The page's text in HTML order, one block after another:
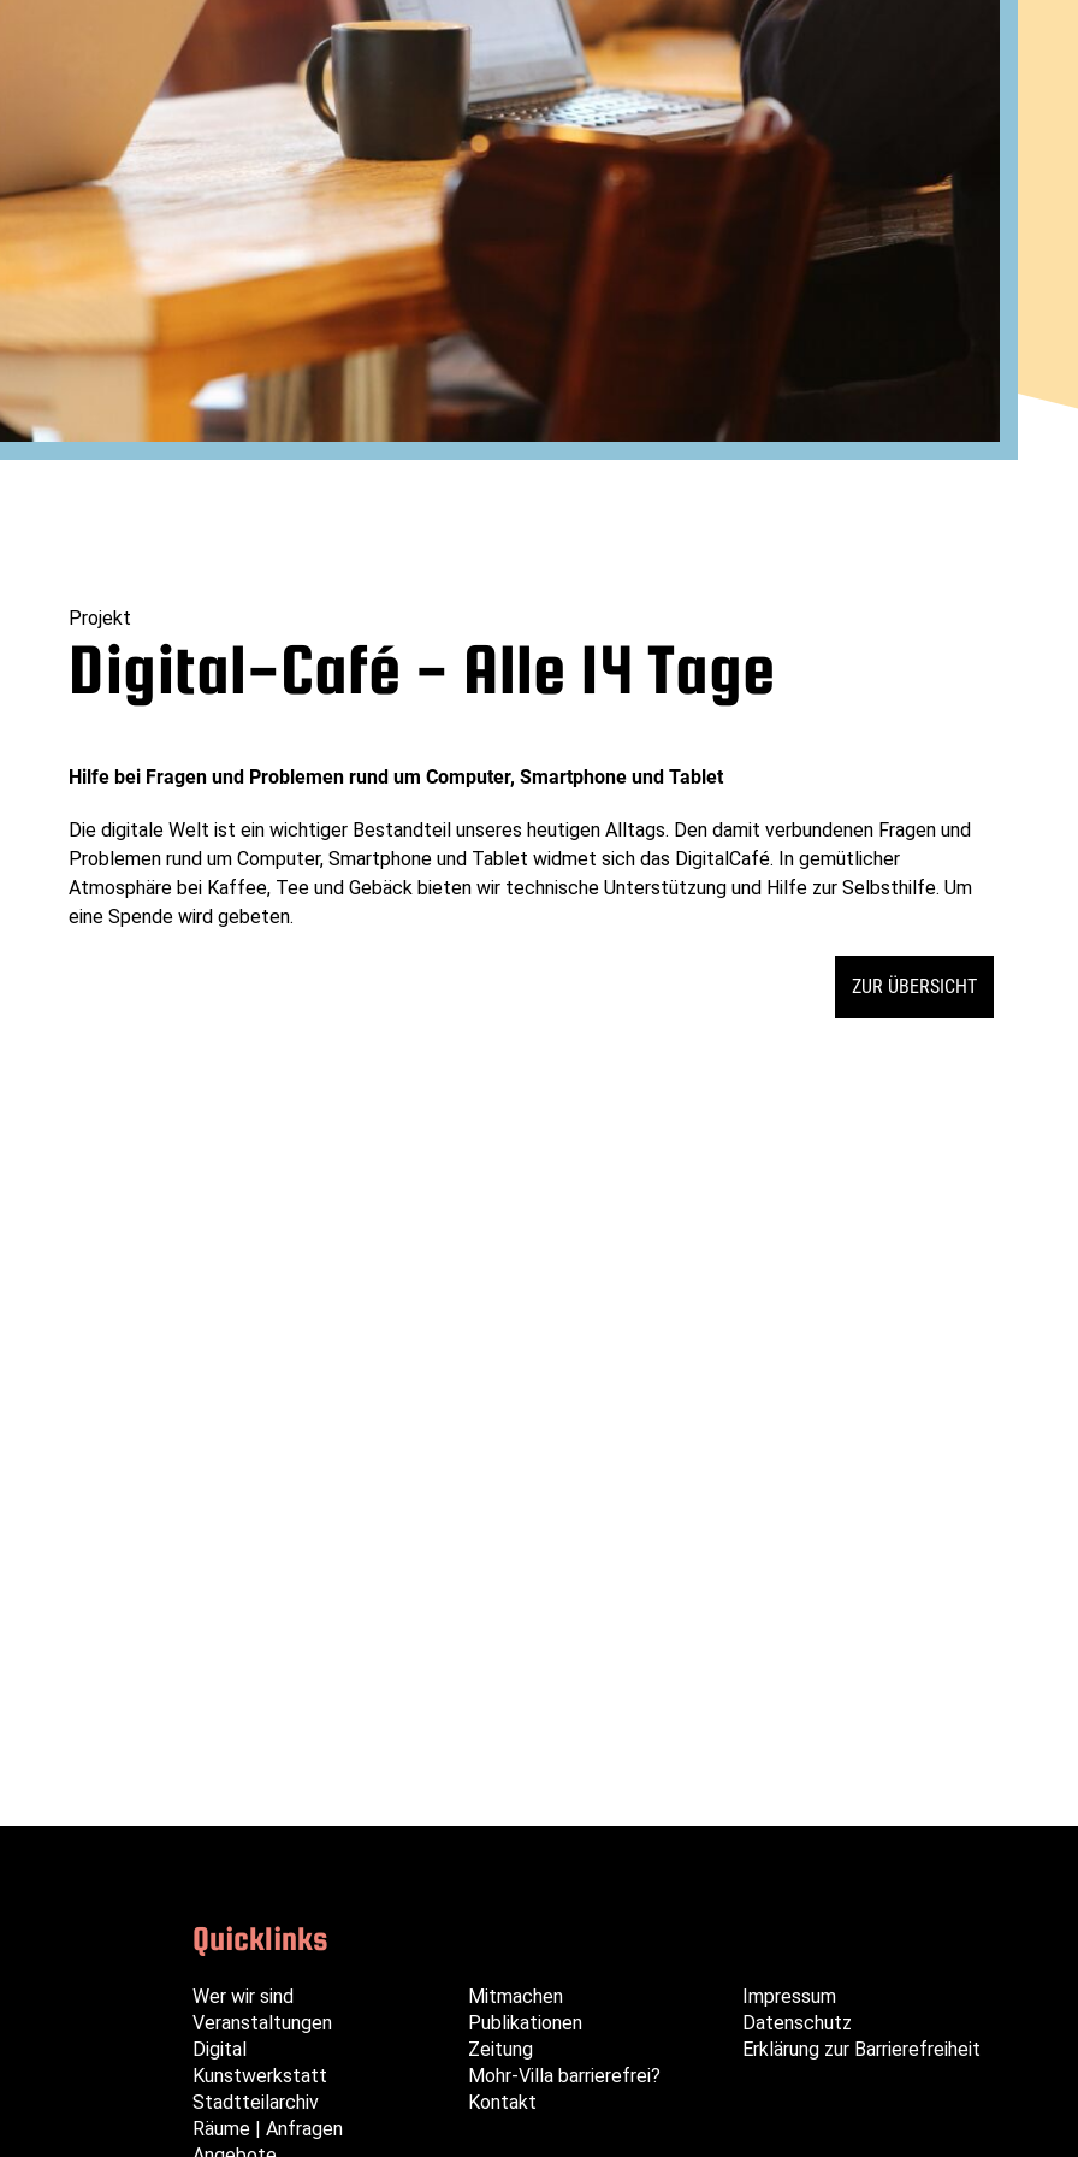
Projekt
Digital-Café - Alle 14 Tage
Hilfe bei Fragen und Problemen rund um Computer, Smartphone und Tablet
Die digitale Welt ist ein wichtiger Bestandteil unseres heutigen Alltags. Den damit verbundenen Fragen und
Problemen rund um Computer, Smartphone und Tablet widmet sich das DigitalCafé. In gemütlicher
Atmosphäre bei Kaffee, Tee und Gebäck bieten wir technische Unterstützung und Hilfe zur Selbsthilfe. Um
eine Spende wird gebeten.
ZUR ÜBERSICHT
Quicklinks
Navigation
überspringen
Wer wir sind
Veranstaltungen
Digital
Kunstwerkstatt
Stadtteilarchiv
Räume | Anfragen
Navigation
überspringen
Mitmachen
Publikationen
Zeitung
Mohr-Villa barrierefrei?
Kontakt
Navigation
überspringen
Impressum
Datenschutz
Erklärung zur Barrierefreiheit